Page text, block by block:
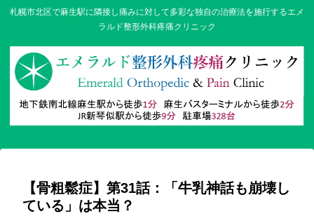
札幌市北区で麻生駅に隣接し痛みに対して多彩な独自の治療法を施行するエメ
ラルド整形外科疼痛クリニック
【骨粗鬆症】第31話：「牛乳神話も崩壊し
ている」は本当？